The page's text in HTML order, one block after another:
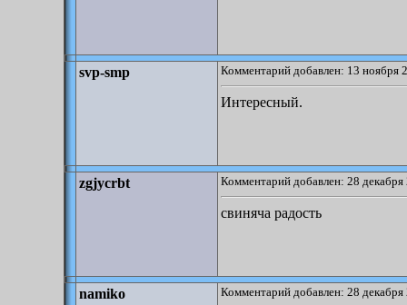
svp-smp Комментарий добавлен: 13 ноября
Интересный.
zgjycrbt Комментарий добавлен: 28
свиняча радость
namiko Комментарий добавлен: 28